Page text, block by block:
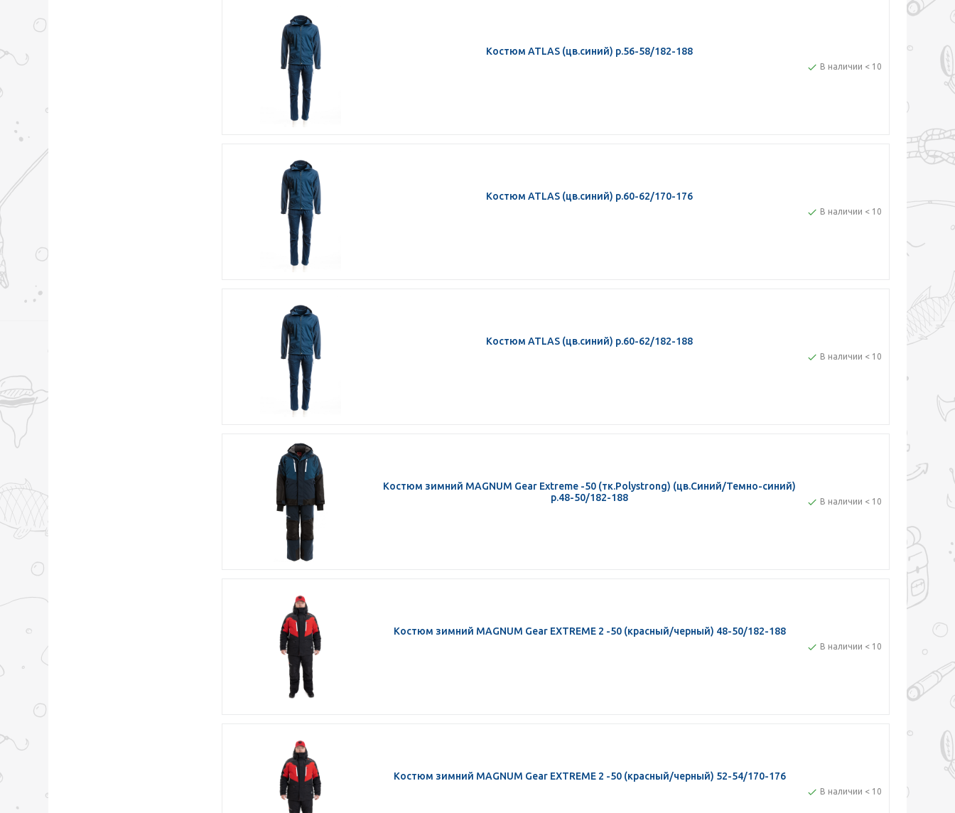
Костюм ATLAS (цв.синий) р.56-58/182-188
В наличии < 10
Костюм ATLAS (цв.синий) р.60-62/170-176
В наличии < 10
Костюм ATLAS (цв.синий) р.60-62/182-188
В наличии < 10
Костюм зимний MAGNUM Gear Extreme -50 (тк.Polystrong) (цв.Синий/Темно-синий)
р.48-50/182-188
В наличии < 10
Костюм зимний MAGNUM Gear EXTREME 2 -50 (красный/черный) 48-50/182-188
В наличии < 10
Костюм зимний MAGNUM Gear EXTREME 2 -50 (красный/черный) 52-54/170-176
В наличии < 10